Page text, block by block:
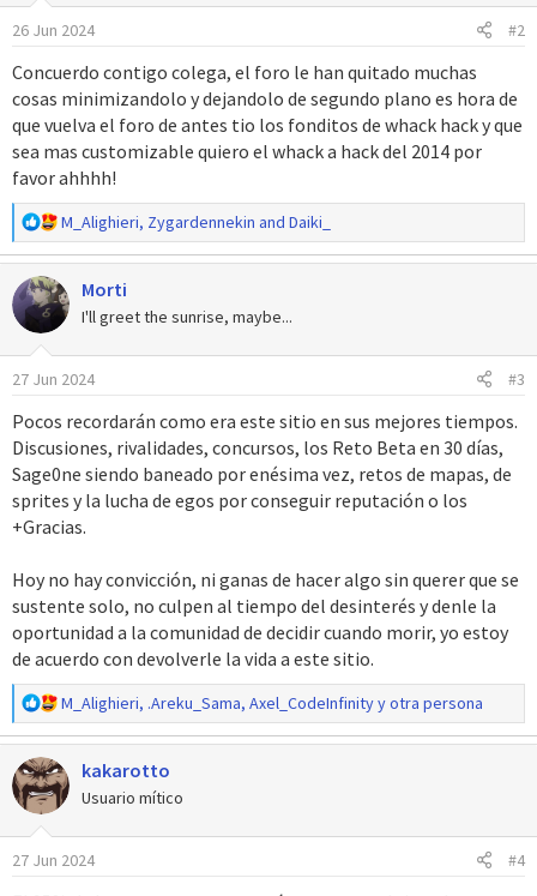
o
n
s
:
26 Jun 2024 #2
Concuerdo contigo colega, el foro le han quitado muchas
cosas minimizandolo y dejandolo de segundo plano es hora de
que vuelva el foro de antes tio los fonditos de whack hack y que
sea mas customizable quiero el whack a hack del 2014 por
favor ahhhh!
R
e
a
c
c
o
n
s
:
M_Alighieri, Zygardennekin and Daiki_
Morti
I'll greet the sunrise, maybe...
27 Jun 2024 #3
Pocos recordarán como era este sitio en sus mejores tiempos.
Discusiones, rivalidades, concursos, los Reto Beta en 30 días,
Sage0ne siendo baneado por enésima vez, retos de mapas, de
sprites y la lucha de egos por conseguir reputación o los
+Gracias.
Hoy no hay convicción, ni ganas de hacer algo sin querer que se
sustente solo, no culpen al tiempo del desinterés y denle la
oportunidad a la comunidad de decidir cuando morir, yo estoy
de acuerdo con devolverle la vida a este sitio.
R
e
a
c
c
o
n
M_Alighieri, .Areku_Sama, Axel_CodeInfinityy otra persona
kakarotto
Usuario mítico
27 Jun 2024 #4